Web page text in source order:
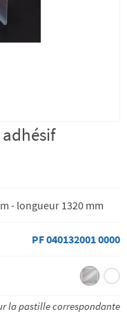
- longueur 1320 mm
PF 040132001 0000
la pastille correspondante